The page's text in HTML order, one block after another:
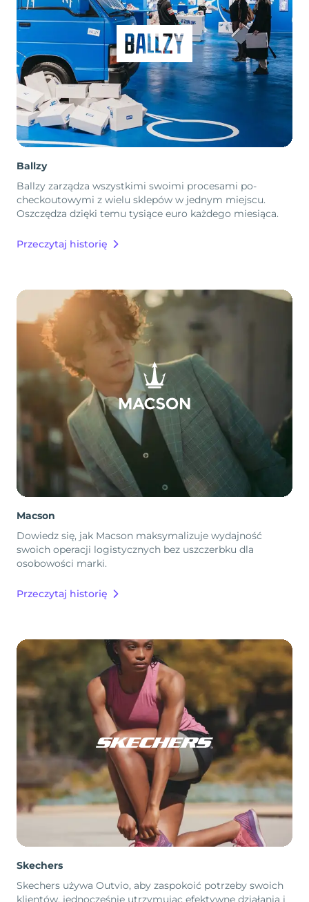
Ballzy
Ballzy zarządza wszystkimi swoimi procesami po-
checkoutowymi z wielu sklepów w jednym miejscu.
Oszczędza dzięki temu tysiące euro każdego miesiąca.
Przeczytaj historię
Macson
Dowiedz się, jak Macson maksymalizuje wydajność
swoich operacji logistycznych bez uszczerbku dla
osobowości marki.
Przeczytaj historię
Skechers
Skechers używa Outvio, aby zaspokoić potrzeby swoich
klientów, jednocześnie utrzymując efektywne działania i